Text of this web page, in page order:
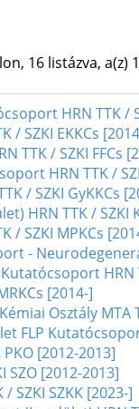
16 listázva, a(z)
HRN TTK /
/ SZKI EKKCs
TTK / SZKI FFCs
HRN TTK /
/ SZKI GyKKCs
HRN TTK / SZKI
/ SZKI MPKCs
-
HRN
[2014-]
Osztály MTA
FLP
[2012-2013]
SZO [2012-2013]
SZKI SZKK [2023-]